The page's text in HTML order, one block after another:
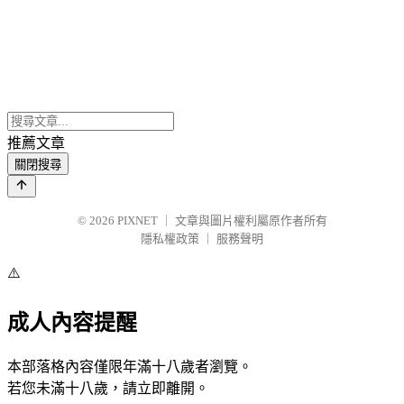
推薦文章
關閉搜尋
© 2026 PIXNET
文章與圖片權利屬原作者所有
隱私權政策
服務聲明
⚠️
成人內容提醒
本部落格內容僅限年滿十八歲者瀏覽。
若您未滿十八歲，請立即離開。